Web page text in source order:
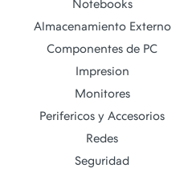
Notebooks
Almacenamiento Externo
Componentes de PC
Impresion
Monitores
Perifericos y Accesorios
Redes
Seguridad